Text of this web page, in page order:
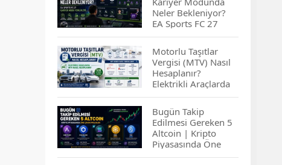
Neler Bekleniyor?
EA Sports FC 27
Kariyer Modu
Yenilikleri…
Motorlu Taşıtlar
Vergisi (MTV) Nasıl
Hesaplanır?
Elektrikli Araçlarda
MTV Nasıl
Hesaplanır? MTV
Borcu Nasıl
Sorgulanır?
Bugün Takip
Edilmesi Gereken 5
Altcoin | Kripto
Piyasasında Öne
Çıkan Projeler